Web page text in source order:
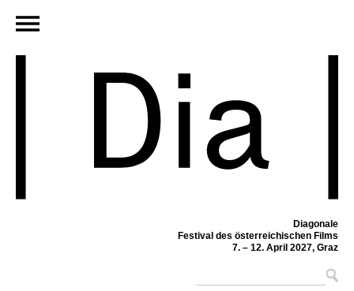
Diagonale
Festival des österreichischen Films
7. – 12. April 2027, Graz